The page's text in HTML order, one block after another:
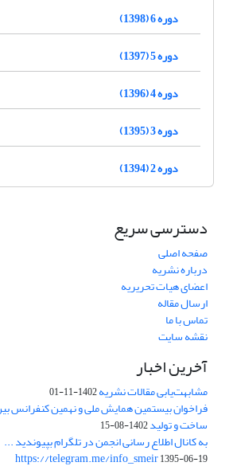
دوره 6 (1398)
دوره 5 (1397)
دوره 4 (1396)
دوره 3 (1395)
دوره 2 (1394)
دسترسی سریع
صفحه اصلی
درباره نشریه
اعضای هیات تحریریه
ارسال مقاله
تماس با ما
نقشه سایت
آخرین اخبار
مشابهت‌یابی مقالات نشریه1402-11-01
فراخوان بیستمین همایش ملی و نهمین کنفرانس
ساخت و تولید1402-08-15
به کانال اطلاع رسانی انجمن در تلگرام بپیوندید ...
https://telegram.me/info_smeir1395-06-19